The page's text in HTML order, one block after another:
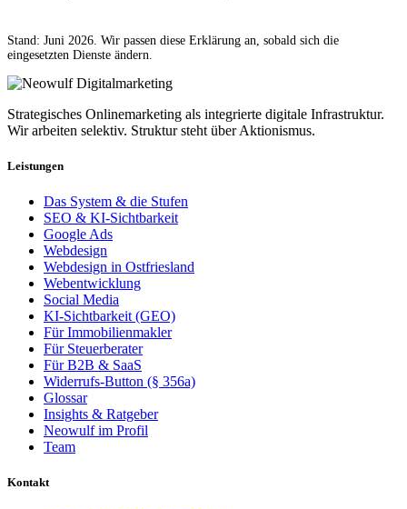
Stand: Juni 2026. Wir passen diese Erklärung an, sobald sich die
eingesetzten Dienste ändern.
Strategisches Onlinemarketing als integrierte digitale Infrastruktur.
Wir arbeiten selektiv. Struktur steht über Aktionismus.
Leistungen
Das System & die Stufen
SEO & KI-Sichtbarkeit
Google Ads
Webdesign
Webdesign in Ostfriesland
Webentwicklung
Social Media
KI-Sichtbarkeit (GEO)
Für Immobilienmakler
Für Steuerberater
Für B2B & SaaS
Widerrufs-Button (§ 356a)
Glossar
Insights & Ratgeber
Neowulf im Profil
Team
Kontakt